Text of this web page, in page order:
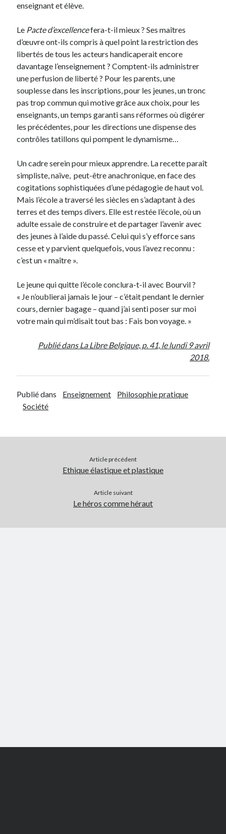
enseignant et élève.
Le Pacte d’excellencefera-t-il mieux ? Ses maîtres
d’œuvre ont-ils compris à quel point la restriction des
libertés de tous les acteurs handicaperait encore
davantage l’enseignement ? Comptent-ils administrer
une perfusion de liberté ? Pour les parents, une
souplesse dans les inscriptions, pour les jeunes, un tronc
pas trop commun qui motive grâce aux choix, pour les
enseignants, un temps garanti sans réformes où digérer
les précédentes, pour les directions une dispense des
contrôles tatillons qui pompent le dynamisme…
Un cadre serein pour mieux apprendre. La recette paraît
simpliste, naïve, peut-être anachronique, en face des
cogitations sophistiquées d’une pédagogie de haut vol.
Mais l’école a traversé les siècles en s’adaptant à des
terres et des temps divers. Elle est restée l’école, où un
adulte essaie de construire et de partager l’avenir avec
des jeunes à l’aide du passé. Celui qui s’y efforce sans
cesse et y parvient quelquefois, vous l’avez reconnu :
c’est un « maître ».
Le jeune qui quitte l’école conclura-t-il avec Bourvil ?
« Je n’oublierai jamais le jour – c’était pendant le dernier
cours, dernier bagage – quand j’ai senti poser sur moi
votre main qui m’disait tout bas : Fais bon voyage. »
Publié dans La Libre Belgique, p. 41, le lundi 9 avril
2018.
Publié dans Enseignement
Philosophie pratique
Société
Article précédent
Ethique élastique et plastique
Article suivant
Le héros comme héraut